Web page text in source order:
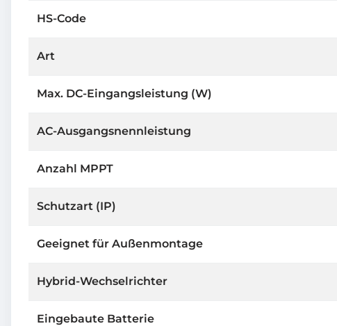
HS-Code
Art
Max. DC-Eingangsleistung (W)
AC-Ausgangsnennleistung
Anzahl MPPT
Schutzart (IP)
Geeignet für Außenmontage
Hybrid-Wechselrichter
Eingebaute Batterie